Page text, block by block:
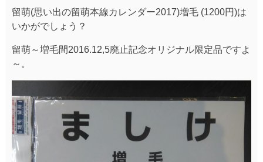
留萌(思い出の留萌本線カレンダー2017)増毛 (1200円)は
いかがでしょう？
留萌～増毛間2016.12,5廃止記念オリジナル限定品ですよ
～。